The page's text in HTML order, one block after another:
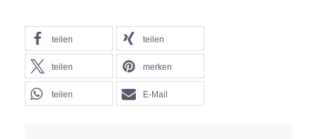
teilen teilen
teilen merken
teilen E-Mail